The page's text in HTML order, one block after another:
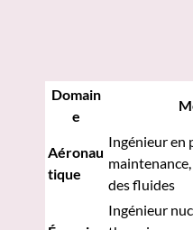
Domain
e
Aéronau
tique
Ingénieur en
des fluides
Ingénieur